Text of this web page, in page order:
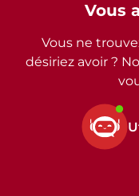
Vous
Vous ne
désiriez avoir ?